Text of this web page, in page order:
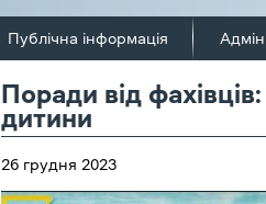
Публічна інформація
Поради від
дитини
26 грудня 2023